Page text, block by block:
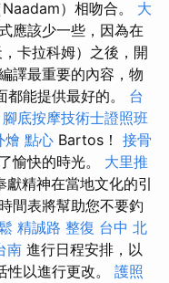
）相吻合。 大
應該少一些，因為在
卡拉科姆）之後，開
譯最重要的內容，物
能提供最好的。 台
腳底按摩技術士證照班
燴 點心 Bartos！ 接骨
愉快的時光。 大里推
獻精神在當地文化的引
間表將幫助您不要釣
精誠路 整復 台中 北
南 進行日程安排，以
性以進行更改。 護照